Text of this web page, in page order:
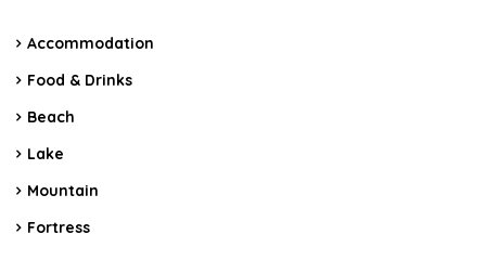
Accommodation
Food & Drinks
Beach
Lake
Mountain
Fortress